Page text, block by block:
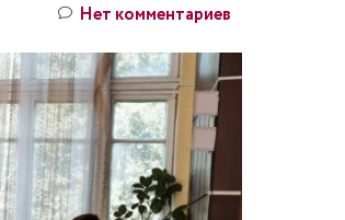
Нет комментариев